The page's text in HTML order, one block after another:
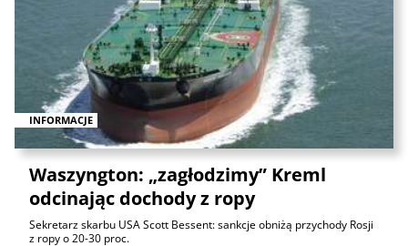
INFORMACJE
Waszyngton: „zagłodzimy” Kreml
odcinając dochody z ropy
Sekretarz skarbu USA Scott Bessent: sankcje obniżą przychody Rosji
z ropy o 20-30 proc.